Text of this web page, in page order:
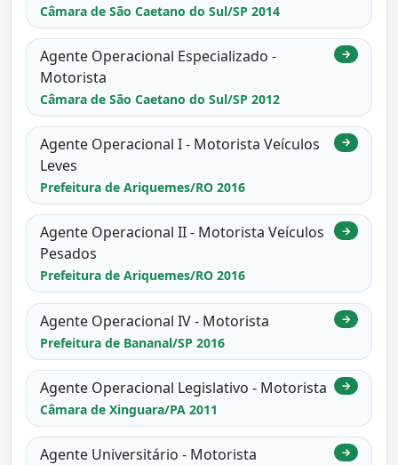
Câmara de São Caetano do Sul/SP 2014
Agente Operacional Especializado -
Motorista
Câmara de São Caetano do Sul/SP 2012
→
Agente Operacional I - Motorista Veículos
Leves
Prefeitura de Ariquemes/RO 2016
→
Agente Operacional II - Motorista Veículos
Pesados
Prefeitura de Ariquemes/RO 2016
→
Agente Operacional IV - Motorista
Prefeitura de Bananal/SP 2016
→
Agente Operacional Legislativo - Motorista
Câmara de Xinguara/PA 2011
→
Agente Universitário - Motorista →